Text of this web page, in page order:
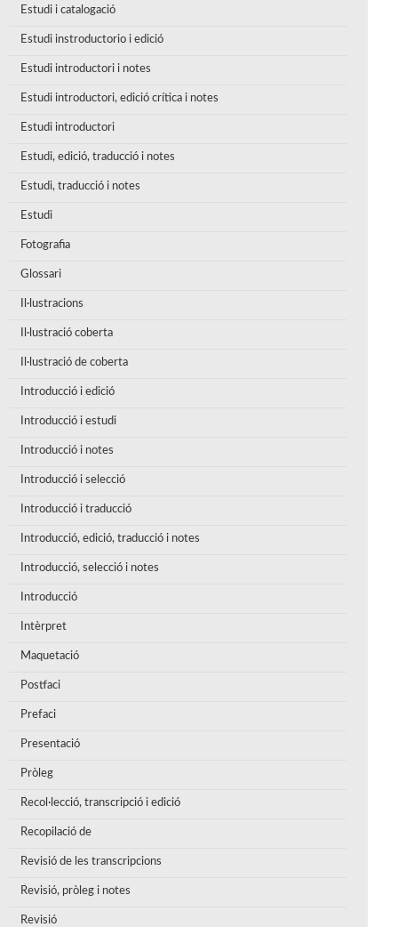
Estudi i catalogació
Estudi instroductorio i edició
Estudi introductori i notes
Estudi introductori, edició crítica i notes
Estudi introductori
Estudi, edició, traducció i notes
Estudi, traducció i notes
Estudi
Fotografia
Glossari
Il·lustracions
Il·lustració coberta
Il·lustració de coberta
Introducció i edició
Introducció i estudi
Introducció i notes
Introducció i selecció
Introducció i traducció
Introducció, edició, traducció i notes
Introducció, selecció i notes
Introducció
Intèrpret
Maquetació
Postfaci
Prefaci
Presentació
Pròleg
Recol·lecció, transcripció i edició
Recopilació de
Revisió de les transcripcions
Revisió, pròleg i notes
Revisió